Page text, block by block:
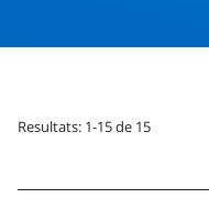
Resultats: 1-15 de 15